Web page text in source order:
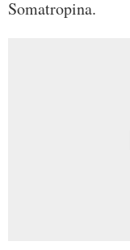
Somatropina.